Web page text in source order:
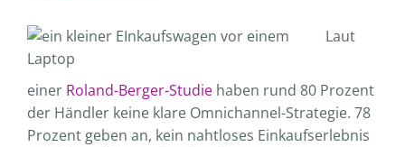
Laut
einer Roland-Berger-Studie haben rund 80 Prozent
der Händler keine klare Omnichannel-Strategie. 78
Prozent geben an, kein nahtloses Einkaufserlebnis